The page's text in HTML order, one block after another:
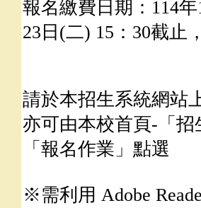
報名繳費日期：114
23日(二) 15：30截止
請於本招生系統網站
亦可由本校首頁-「
「報名作業」點選
※需利用 Adobe